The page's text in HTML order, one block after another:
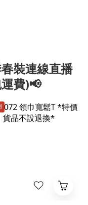
裝連線直播
費)📢